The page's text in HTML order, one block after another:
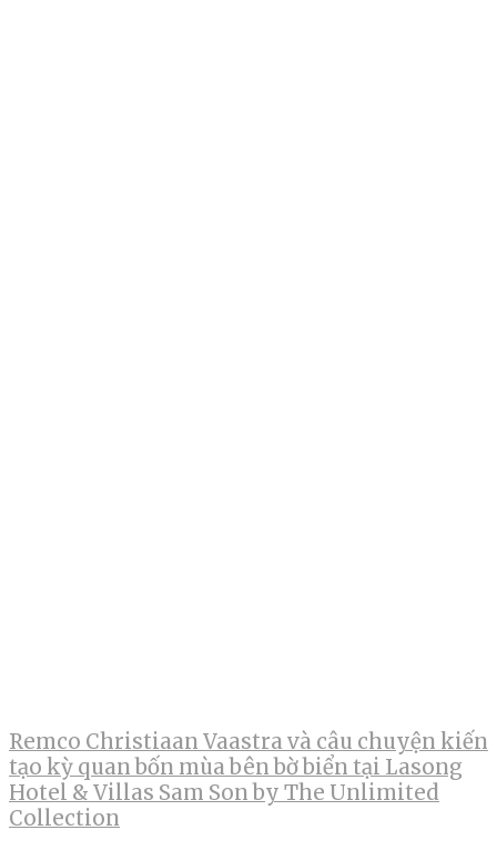
Remco Christiaan Vaastra và câu chuyện kiến
tạo kỳ quan bốn mùa bên bờ biển tại Lasong
Hotel & Villas Sam Son by The Unlimited
Collection